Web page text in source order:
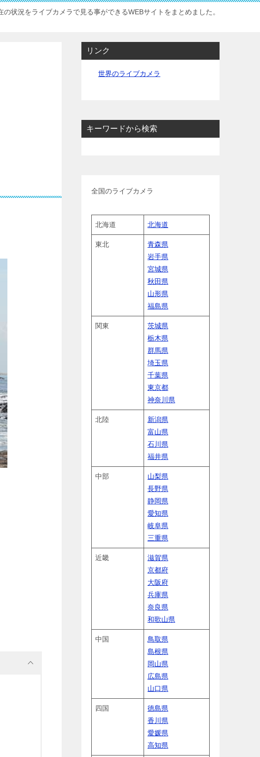
の状況をライブカメラで見る事ができるWEBサイトをまとめました。
リンク
世界のライブカメラ
キーワードから検索
全国のライブカメラ
北海道 北海道
東北
青森県
岩手県
宮城県
秋田県
山形県
福島県
関東
茨城県
栃木県
群馬県
埼玉県
千葉県
東京都
神奈川県
北陸
新潟県
富山県
石川県
福井県
中部
山梨県
長野県
静岡県
愛知県
岐阜県
三重県
近畿
滋賀県
京都府
大阪府
兵庫県
奈良県
和歌山県
中国
鳥取県
島根県
岡山県
広島県
山口県
四国
徳島県
香川県
愛媛県
高知県